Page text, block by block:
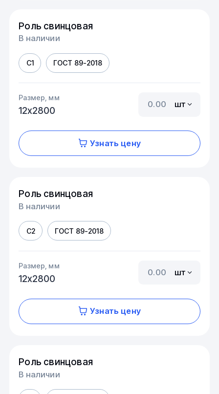
Роль свинцовая
В наличии
С1 ГОСТ 89-2018
Размер, мм
12х2800
шт
Узнать цену
Роль свинцовая
В наличии
С2 ГОСТ 89-2018
Размер, мм
12х2800
шт
Узнать цену
Роль свинцовая
В наличии